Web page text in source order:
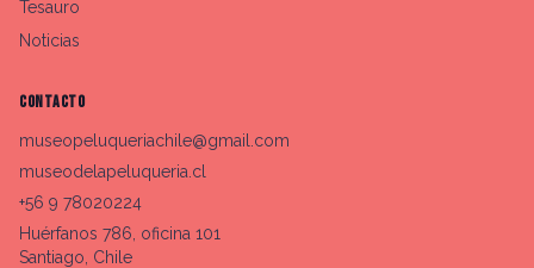
Tesauro
Noticias
CONTACTO
museopeluqueriachile@gmail.com
museodelapeluqueria.cl
+56 9 78020224
Huérfanos 786, oficina 101
Santiago, Chile